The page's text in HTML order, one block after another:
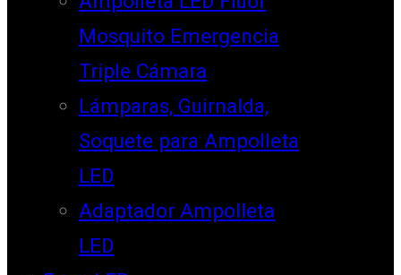
Mosquito Emergencia
Triple Cámara
Lámparas, Guirnalda,
Soquete para Ampolleta
LED
Adaptador Ampolleta
LED